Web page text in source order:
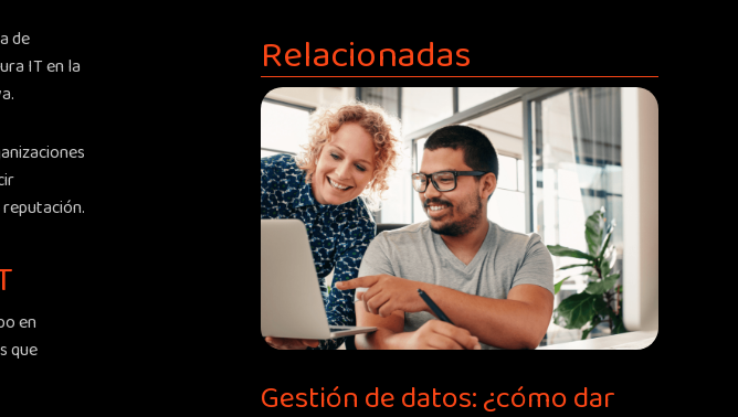
de
IT en la
en
que
Relacionadas
Gestión de datos: ¿cómo dar